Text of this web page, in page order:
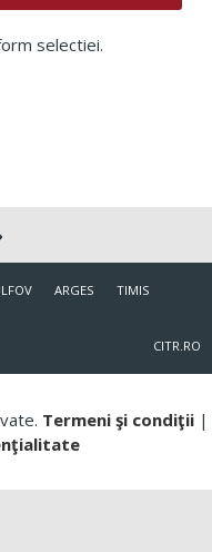
selectiei.
ILFOV ARGES TIMIS
CITR.RO
Termeni şi condiţii |